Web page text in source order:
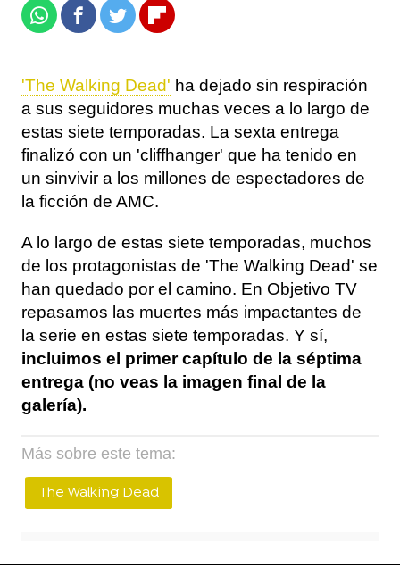
WhatsappFacebook
TwitterFlipboard
'The Walking Dead' ha dejado sin respiración
a sus seguidores muchas veces a lo largo de
estas siete temporadas. La sexta entrega
finalizó con un 'cliffhanger' que ha tenido en
un sinvivir a los millones de espectadores de
la ficción de AMC.
A lo largo de estas siete temporadas, muchos
de los protagonistas de 'The Walking Dead' se
han quedado por el camino. En Objetivo TV
repasamos las muertes más impactantes de
la serie en estas siete temporadas. Y sí,
incluimos el primer capítulo de la séptima
entrega (no veas la imagen final de la
galería).
Más sobre este tema:
The Walking Dead